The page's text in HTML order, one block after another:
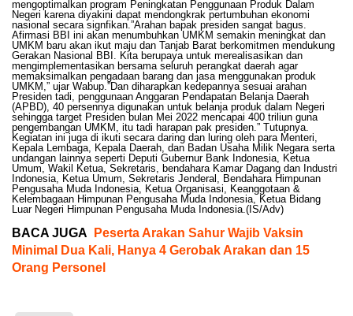
mengoptimalkan program Peningkatan Penggunaan Produk Dalam
Negeri karena diyakini dapat mendongkrak pertumbuhan ekonomi
nasional secara signfikan.”Arahan bapak presiden sangat bagus.
Afirmasi BBI ini akan menumbuhkan UMKM semakin meningkat dan
UMKM baru akan ikut maju dan Tanjab Barat berkomitmen mendukung
Gerakan Nasional BBI. Kita berupaya untuk merealisasikan dan
mengimplementasikan bersama seluruh perangkat daerah agar
memaksimalkan pengadaan barang dan jasa menggunakan produk
UMKM,” ujar Wabup.”Dan diharapkan kedepannya sesuai arahan
Presiden tadi, penggunaan Anggaran Pendapatan Belanja Daerah
(APBD), 40 persennya digunakan untuk belanja produk dalam Negeri
sehingga target Presiden bulan Mei 2022 mencapai 400 triliun guna
pengembangan UMKM, itu tadi harapan pak presiden.” Tutupnya.
Kegiatan ini juga di ikuti secara daring dan luring oleh para Menteri,
Kepala Lembaga, Kepala Daerah, dan Badan Usaha Milik Negara serta
undangan lainnya seperti Deputi Gubernur Bank Indonesia, Ketua
Umum, Wakil Ketua, Sekretaris, bendahara Kamar Dagang dan Industri
Indonesia, Ketua Umum, Sekretaris Jenderal, Bendahara Himpunan
Pengusaha Muda Indonesia, Ketua Organisasi, Keanggotaan &
Kelembagaan Himpunan Pengusaha Muda Indonesia, Ketua Bidang
Luar Negeri Himpunan Pengusaha Muda Indonesia.(IS/Adv)
BACA JUGA
Peserta Arakan Sahur Wajib Vaksin
Minimal Dua Kali, Hanya 4 Gerobak Arakan dan 15
Orang Personel